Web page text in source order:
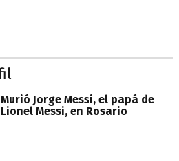
Murió Jorge Messi, el papá de
Lionel Messi, en Rosario